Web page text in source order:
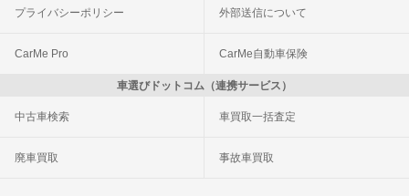
プライバシーポリシー 外部送信について
CarMe Pro CarMe自動車保険
車選びドットコム（連携サービス）
中古車検索 車買取一括査定
廃車買取 事故車買取